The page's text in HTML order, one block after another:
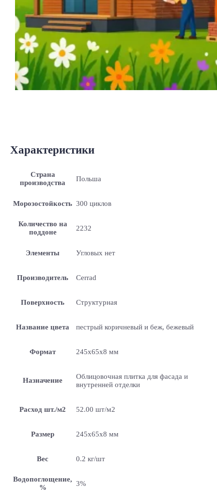
Характеристики
Страна
производства
Польша
Морозостойкость 300 циклов
Количество на
поддоне
2232
Элементы Угловых нет
Производитель Cerrad
Поверхность Структурная
Название цвета пестрый коричневый и беж, бежевый
Формат 245х65х8 мм
Назначение
Облицовочная плитка для фасада и
внутренней отделки
Расход шт./м2 52.00 шт/м2
Размер 245х65х8 мм
Вес 0.2 кг/шт
Водопоглощение,
%
3%